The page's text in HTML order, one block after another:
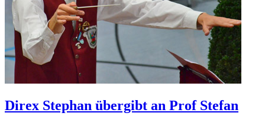
Direx Stephan übergibt an Prof Stefan